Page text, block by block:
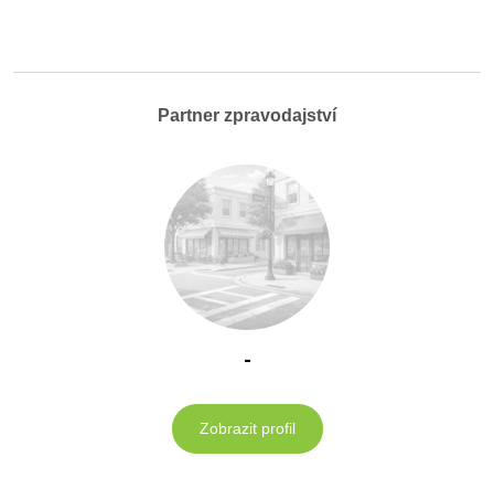
Partner zpravodajství
-
Zobrazit profil